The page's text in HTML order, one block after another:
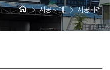
시공사례 시공사례